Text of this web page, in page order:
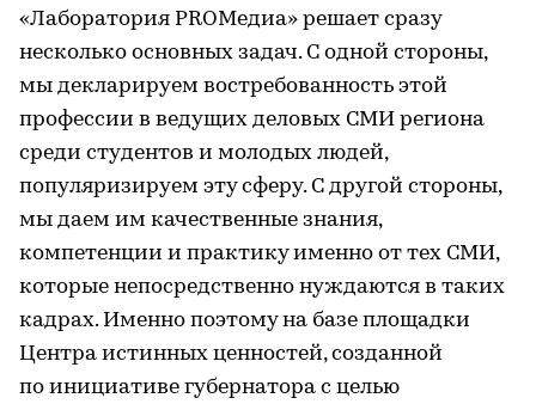
«Лаборатория PROМедиа» решает сразу
несколько основных задач. С одной стороны,
мы декларируем востребованность этой
профессии в ведущих деловых СМИ региона
среди студентов и молодых людей,
популяризируем эту сферу. С другой стороны,
мы даем им качественные знания,
компетенции и практику именно от тех СМИ,
которые непосредственно нуждаются в таких
кадрах. Именно поэтому на базе площадки
Центра истинных ценностей, созданной
по инициативе губернатора с целью